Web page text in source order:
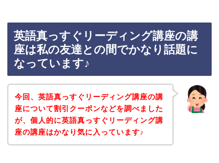
英語真っすぐリーディング講座の講
座は私の友達との間でかなり話題に
なっています♪
今回、英語真っすぐリーディング講座の講
座について割引クーポンなどを調べました
が、個人的に英語真っすぐリーディング講
座の講座はかなり気に入っています♪